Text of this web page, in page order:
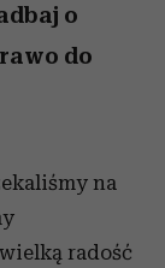
o
do
na
radość